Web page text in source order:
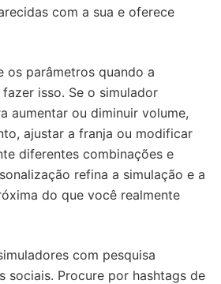
com a sua e oferece
os parâmetros quando a
isso. Se o simulador
aumentar ou diminuir volume,
ajustar a franja ou modificar
diferentes combinações e
refina a simulação e a
do que você realmente
com pesquisa
sociais. Procure por hashtags de